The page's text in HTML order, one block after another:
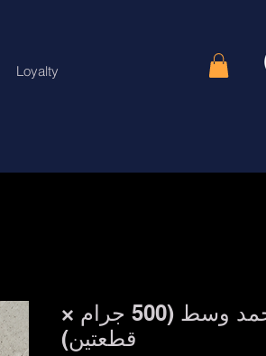
Loyalty
قاروص مجمد وسط (500 جرام ×
قطعتين)